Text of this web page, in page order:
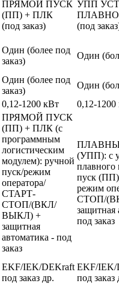
ПРЯМОЙ ПУСК
(ПП) + ПЛК
(под заказ)
УПП
(под
Один (более под
заказ)
Один
Один (более под
заказ)
Один
0,12-1200 кВт 0,12-1200
ПРЯМОЙ ПУСК
(ПП) + ПЛК (с
программным
логистическим
модулем): ручной
пуск/режим
оператора/
СТАРТ-
СТОП/(ВКЛ/
ВЫКЛ) +
защитная
автоматика - под
заказ
(УПП): с
плавного
пуск
режим
СТОП/
защитная
под заказ
EKF/IEK/DEKraft
под заказ др.
EKF/IEK/
под заказ